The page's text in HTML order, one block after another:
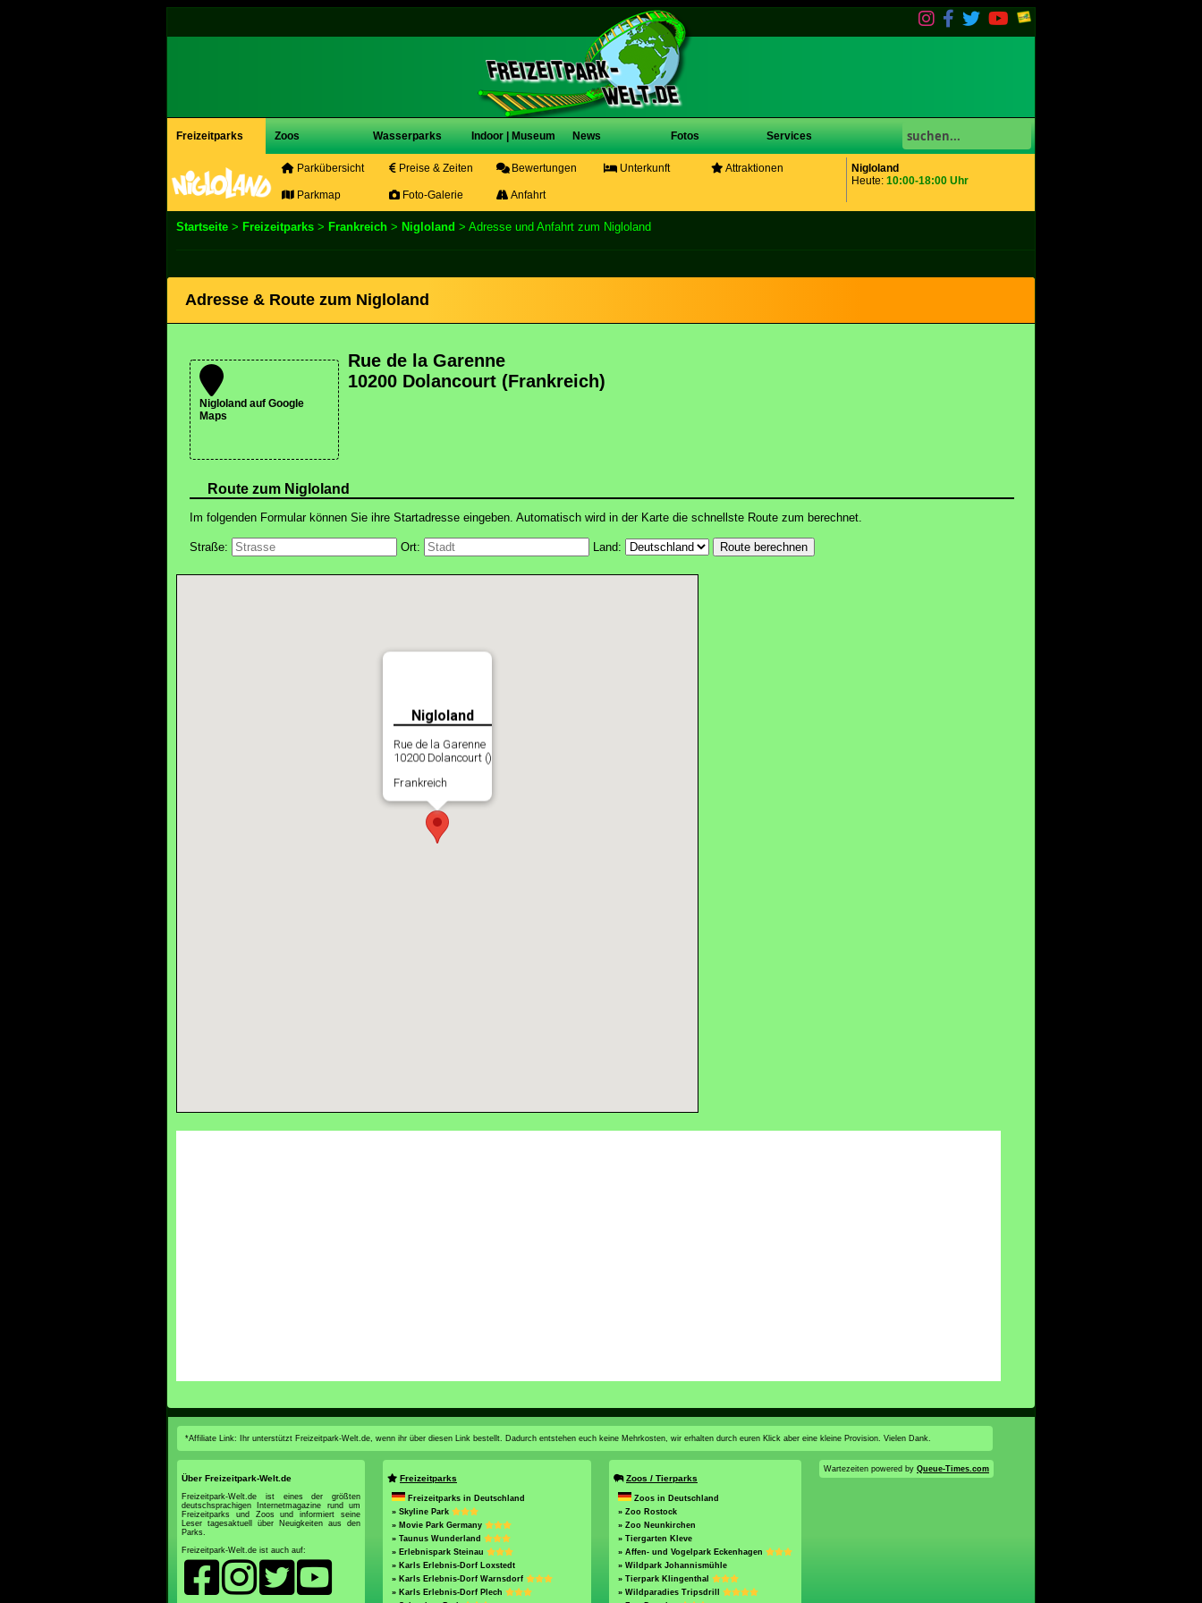
Freizeitparks Zoos Wasserparks Indoor | Museum News Fotos Services
Nigloland
Heute: 10:00-18:00 Uhr
Parkübersicht Preise & Zeiten Bewertungen Unterkunft Attraktionen
Parkmap Foto-Galerie Anfahrt
Startseite > Freizeitparks > Frankreich > Nigloland > Adresse und Anfahrt zum Nigloland
Adresse & Route zum Nigloland
Nigloland auf Google
Maps
Rue de la Garenne
10200 Dolancourt (Frankreich)
Route zum Nigloland
Im folgenden Formular können Sie ihre Startadresse eingeben. Automatisch wird in der Karte die schnellste Route zum berechnet.
Straße: Ort: Land:
Nigloland
Rue de la Garenne
10200 Dolancourt ()
Frankreich
*Affiliate Link: Ihr unterstützt Freizeitpark-Welt.de, wenn ihr über diesen Link bestellt. Dadurch entstehen euch keine Mehrkosten, wir erhalten durch euren Klick aber eine kleine Provision. Vielen Dank.
Über Freizeitpark-Welt.de
Freizeitpark-Welt.de ist eines der größten
deutschsprachigen Internetmagazine rund um
Freizeitparks und Zoos und informiert seine
Leser tagesaktuell über Neuigkeiten aus den
Parks.
Freizeitpark-Welt.de ist auch auf:
Freizeitparks
Freizeitparks in Deutschland
» Skyline Park
» Movie Park Germany
» Taunus Wunderland
» Erlebnispark Steinau
» Karls Erlebnis-Dorf Loxstedt
» Karls Erlebnis-Dorf Warnsdorf
» Karls Erlebnis-Dorf Plech
Zoos / Tierparks
Zoos in Deutschland
» Zoo Rostock
» Zoo Neunkirchen
» Tiergarten Kleve
» Affen- und Vogelpark Eckenhagen
» Wildpark Johannismühle
» Tierpark Klingenthal
» Wildparadies Tripsdrill
Wartezeiten powered by Queue-Times.com